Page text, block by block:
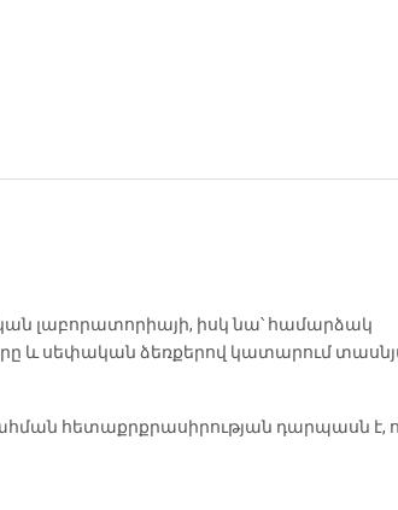
լաբորատորիայի, իսկ նա՝ համարձակ
և սեփական ձեռքերով կատարում
հետաքրքրասիրության դարպասն է,